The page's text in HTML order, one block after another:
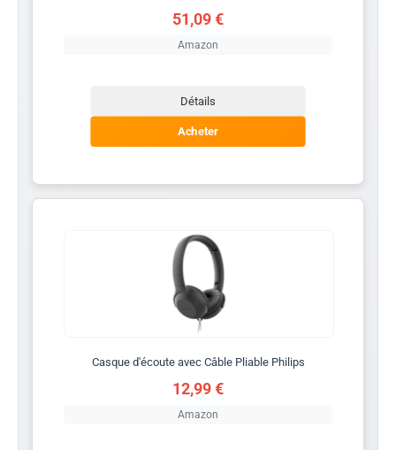
51,09 €
Amazon
Détails
Acheter
Casque d'écoute avec Câble Pliable Philips
12,99 €
Amazon